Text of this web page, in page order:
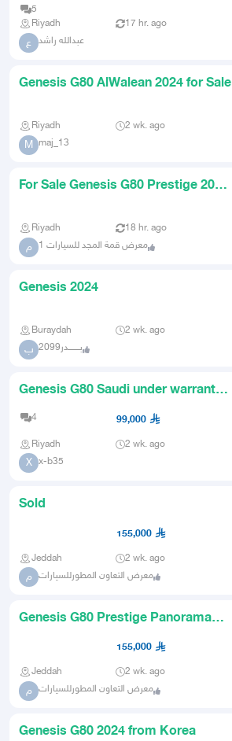
5
Riyadh
17 hr. ago
ع عبدالله راشد
Genesis G80 AlWalean 2024 for Sale
Riyadh 2 wk. ago
M maj_13
For Sale Genesis G80 Prestige 2024
Riyadh 18 hr. ago
م معرض قمة المجد للسيارات 1
Genesis 2024
Buraydah 2 wk. ago
ب بـــــــدر2099
Genesis G80 Saudi under warranty
2024
4 99,000
Riyadh 2 wk. ago
X x-b35
Sold
155,000
Jeddah 2 wk. ago
م معرض التعاون المطورللسيارات
Genesis G80 Prestige Panorama
155,000
Jeddah 2 wk. ago
م معرض التعاون المطورللسيارات
Genesis G80 2024 from Korea